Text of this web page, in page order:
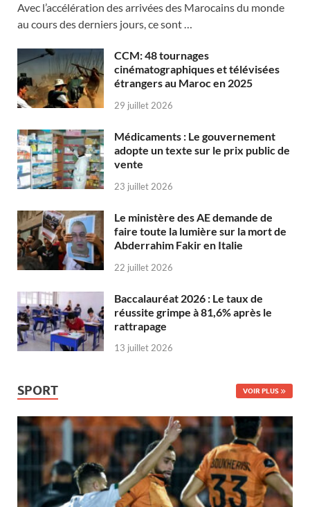
Avec l’accélération des arrivées des Marocains du monde
au cours des derniers jours, ce sont …
CCM: 48 tournages
cinématographiques et télévisées
étrangers au Maroc en 2025
29 juillet 2026
Médicaments : Le gouvernement
adopte un texte sur le prix public de
vente
23 juillet 2026
Le ministère des AE demande de
faire toute la lumière sur la mort de
Abderrahim Fakir en Italie
22 juillet 2026
Baccalauréat 2026 : Le taux de
réussite grimpe à 81,6% après le
rattrapage
13 juillet 2026
SPORT VOIR PLUS